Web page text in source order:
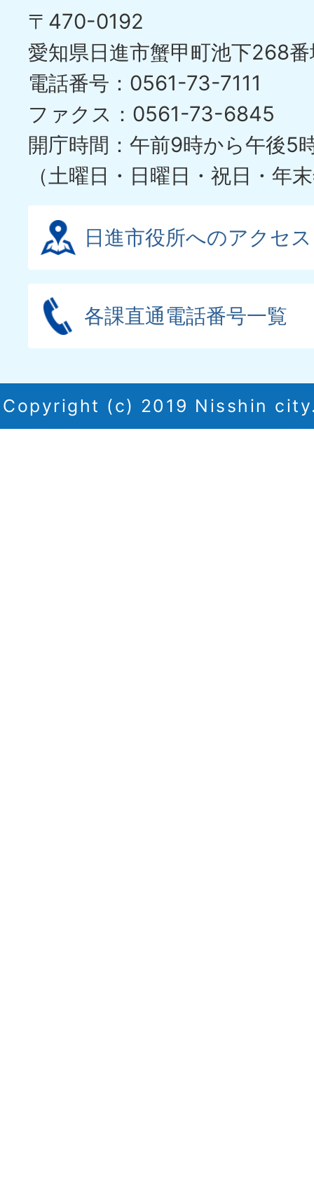
〒470-0192
愛知県日進市蟹甲町池下268
電話番号：0561-73-7111
ファクス：0561-73-6845
開庁時間：午前9時から午後5
（土曜日・日曜日・祝日・年
日進市役所へのアクセス
各課直通電話番号一覧
Copyright (c) 2019 Nisshin